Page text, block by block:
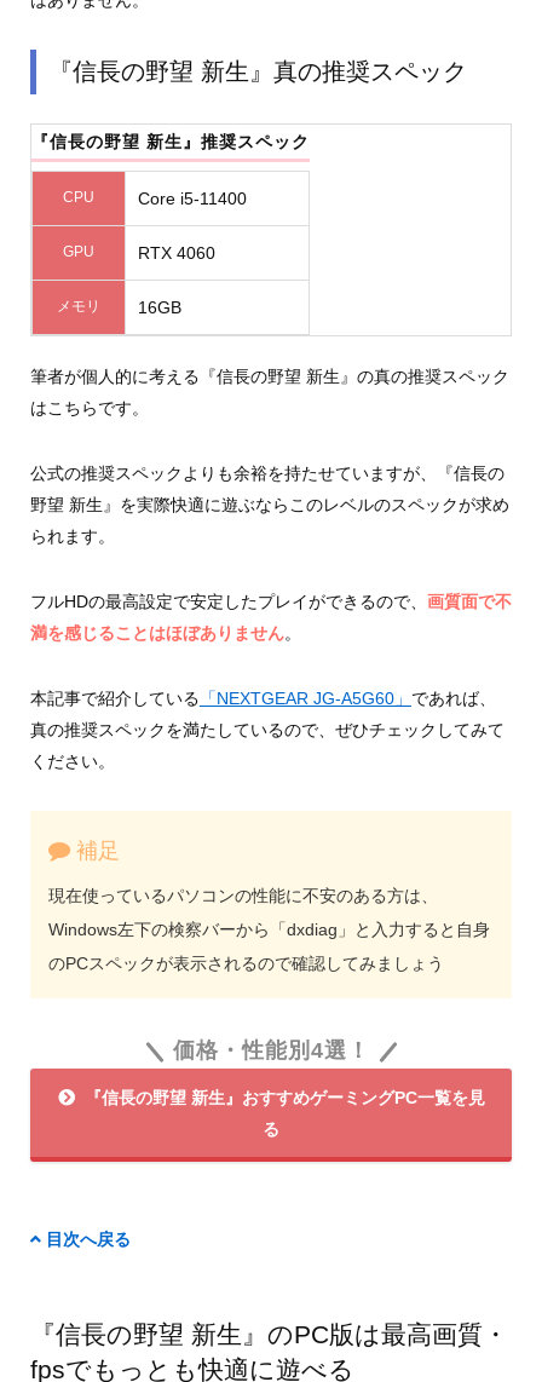
『信長の野望 新生』真の推奨スペック
『信長の野望 新生』推奨スペック
CPU Core i5-11400
GPU RTX 4060
メモリ 16GB
筆者が個人的に考える『信長の野望 新生』の真の推奨スペック
はこちらです。
公式の推奨スペックよりも余裕を持たせていますが、『信長の
野望 新生』を実際快適に遊ぶならこのレベルのスペックが求め
られます。
フルHDの最高設定で安定したプレイができるので、 画質面で不
満を感じることはほぼありません。
本記事で紹介している 「NEXTGEAR JG-A5G60」 であれば、
真の推奨スペックを満たしているので、ぜひチェックしてみて
ください。
補足
現在使っているパソコンの性能に不安のある方は、
Windows左下の検察バーから「dxdiag」と入力すると自身
のPCスペックが表示されるので確認してみましょう
価格・性能別4選！
『信長の野望 新生』おすすめゲーミングPC一覧を見
る
目次へ戻る
『信長の野望 新生』のPC版は最高画質・
fpsでもっとも快適に遊べる